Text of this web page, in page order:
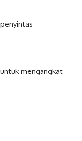
mengangkat